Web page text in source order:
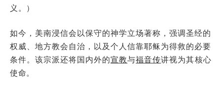
义。）
如今，美南浸信会以保守的神学立场著称，强调圣经的
权威、地方教会自治，以及个人信靠耶稣为得救的必要
条件。该宗派还将国内外的宣教与福音传讲视为其核心
使命。